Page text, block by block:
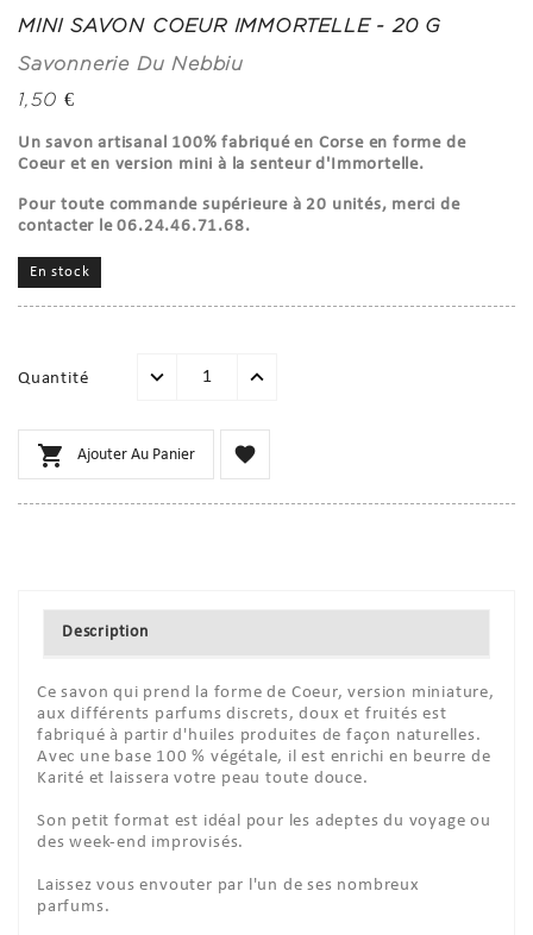
MINI SAVON COEUR IMMORTELLE - 20 G
Savonnerie Du Nebbiu
1,50 €
Un savon artisanal 100% fabriqué en Corse en forme de
Coeur et en version mini à la senteur d'Immortelle.
Pour toute commande supérieure à 20 unités, merci de
contacter le 06.24.46.71.68.
En stock
Quantité
 Ajouter Au Panier 
Description
Ce savon qui prend la forme de Coeur, version miniature,
aux différents parfums discrets, doux et fruités est
fabriqué à partir d'huiles produites de façon naturelles.
Avec une base 100 % végétale, il est enrichi en beurre de
Karité et laissera votre peau toute douce.
Son petit format est idéal pour les adeptes du voyage ou
des week-end improvisés.
Laissez vous envouter par l'un de ses nombreux
parfums.